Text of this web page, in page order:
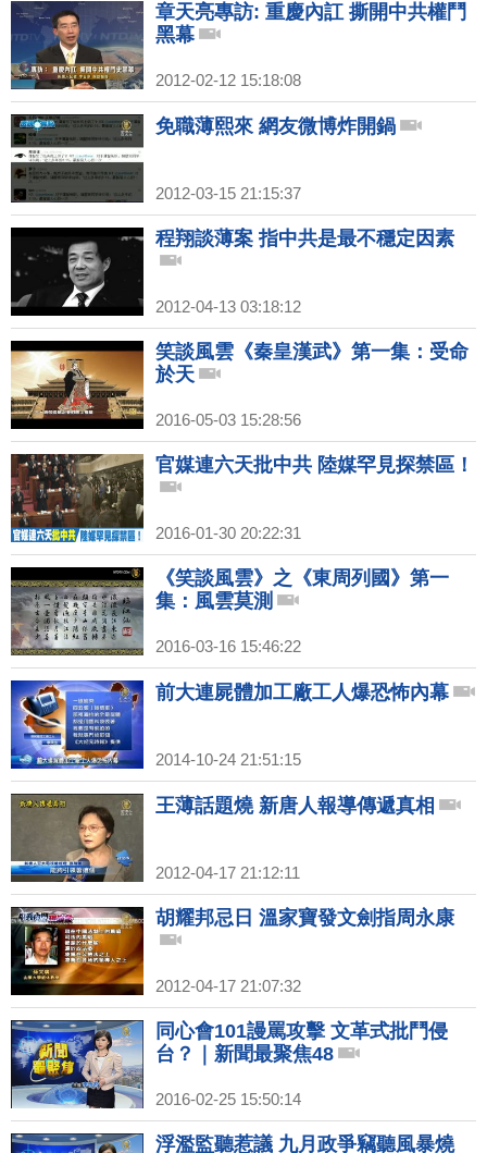
章天亮專訪: 重慶內訌 撕開中共權鬥
黑幕
2012-02-12 15:18:08
免職薄熙來 網友微博炸開鍋
2012-03-15 21:15:37
程翔談薄案 指中共是最不穩定因素
2012-04-13 03:18:12
笑談風雲《秦皇漢武》第一集：受命
於天
2016-05-03 15:28:56
官媒連六天批中共 陸媒罕見探禁區！
2016-01-30 20:22:31
《笑談風雲》之《東周列國》第一
集：風雲莫測
2016-03-16 15:46:22
前大連屍體加工廠工人爆恐怖內幕
2014-10-24 21:51:15
王薄話題燒 新唐人報導傳遞真相
2012-04-17 21:12:11
胡耀邦忌日 溫家寶發文劍指周永康
2012-04-17 21:07:32
同心會101謾罵攻擊 文革式批鬥侵
台？｜新聞最聚焦48
2016-02-25 15:50:14
浮濫監聽惹議 九月政爭竊聽風暴燒